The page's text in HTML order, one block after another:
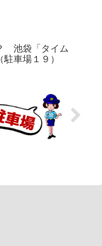
池袋「タイム
車場１９）